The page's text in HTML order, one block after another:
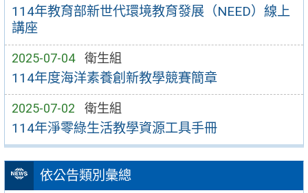
114年教育部新世代環境教育發展（NEED）線上
講座
2025-07-04 衛生組
114年度海洋素養創新教學競賽簡章
2025-07-02 衛生組
114年淨零綠生活教學資源工具手冊
依公告類別彙總